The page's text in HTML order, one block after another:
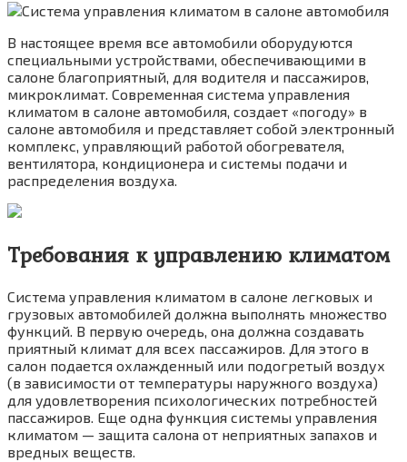
В настоящее время все автомобили оборудуются
специальными устройствами, обеспечивающими в
салоне благоприятный, для водителя и пассажиров,
микроклимат. Современная система управления
климатом в салоне автомобиля, создает «погоду» в
салоне автомобиля и представляет собой электронный
комплекс, управляющий работой обогревателя,
вентилятора, кондиционера и системы подачи и
распределения воздуха.
Требования к управлению климатом
Система управления климатом в салоне легковых и
грузовых автомобилей должна выполнять множество
функций. В первую очередь, она должна создавать
приятный кли­мат для всех пассажиров. Для этого в
салон подается охлажденный или подогретый воздух
(в зависимости от температуры наружного воз­духа)
для удовлетворения психологических по­требностей
пассажиров. Еще одна функция си­стемы управления
климатом — защита салона от неприятных запахов и
вредных веществ.